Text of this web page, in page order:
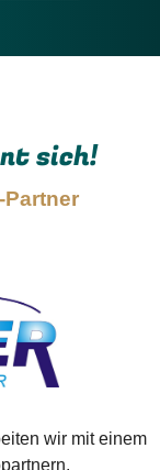
sich!
Partner
wir mit einem